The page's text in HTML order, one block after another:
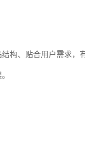
构、贴合用户需求，